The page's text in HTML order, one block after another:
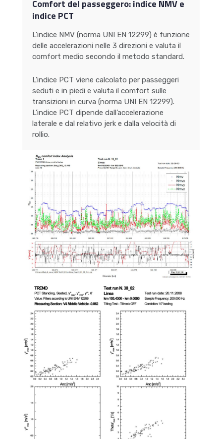
Comfort del passeggero: indice NMV e
indice PCT
L’indice NMV (norma UNI EN 12299) è funzione
delle accelerazioni nelle 3 direzioni e valuta il
comfort medio secondo il metodo standard.
L’indice PCT viene calcolato per passeggeri
seduti e in piedi e valuta il comfort sulle
transizioni in curva (norma UNI EN 12299).
L’indice PCT dipende dall’accelerazione
laterale e dal relativo jerk e dalla velocità di
rollio.